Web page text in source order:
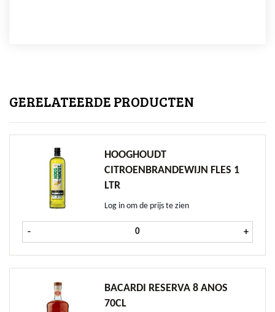
GERELATEERDE PRODUCTEN
HOOGHOUDT
CITROENBRANDEWIJN FLES 1
LTR
Log in om de prijs te zien
- Hooghoudt Citroenbrandewijn
+
BACARDI RESERVA 8 ANOS
70CL